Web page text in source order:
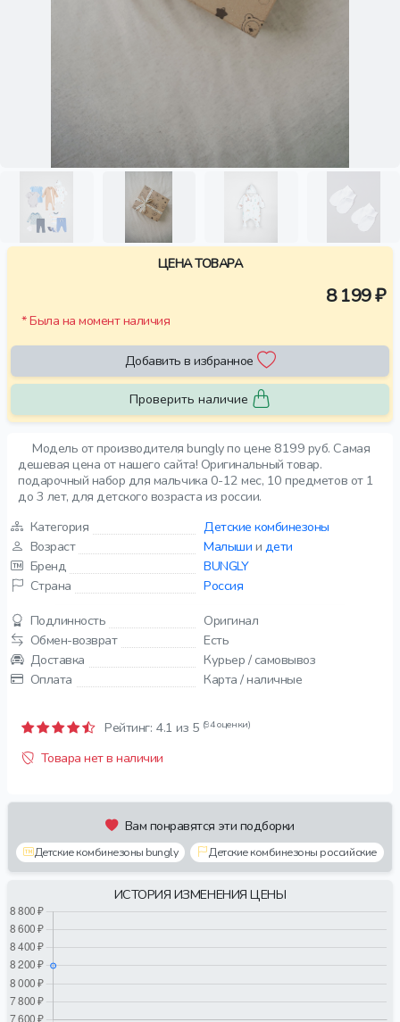
Модель от производителя bungly по цене 8199 руб. Самая
дешевая цена от нашего сайта! Оригинальный товар.
подарочный набор для мальчика 0-12 мес, 10 предметов от 1
до 3 лет, для детского возраста из россии.
Категория
Детские комбинезоны
Возраст
Малыши и дети
Бренд
BUNGLY
Страна
Россия
Подлинность
Оригинал
Обмен-возврат
Есть
Доставка
Курьер / самовывоз
Оплата
Карта / наличные
Рейтинг: 4.1 из 5 (94 оценки)
Товара нет в наличии
Вам понравятся эти подборки
Детские комбинезоны bungly Детские комбинезоны российские
ИСТОРИЯ ИЗМЕНЕНИЯ ЦЕНЫ
ЦЕНА ТОВАРА
8 199 ₽
* Была на момент наличия
Добавить в избранное
Проверить наличие